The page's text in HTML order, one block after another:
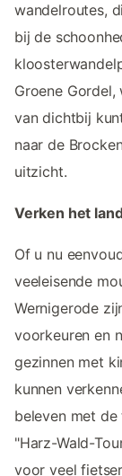
wandelroutes,
bij de
Groene
van dichtbij
naar de
uitzicht.
Verken het
Of u nu
veeleisende
Wernigerode
voorkeuren en
gezinnen met
kunnen
beleven met
"Harz-Wald-
voor veel